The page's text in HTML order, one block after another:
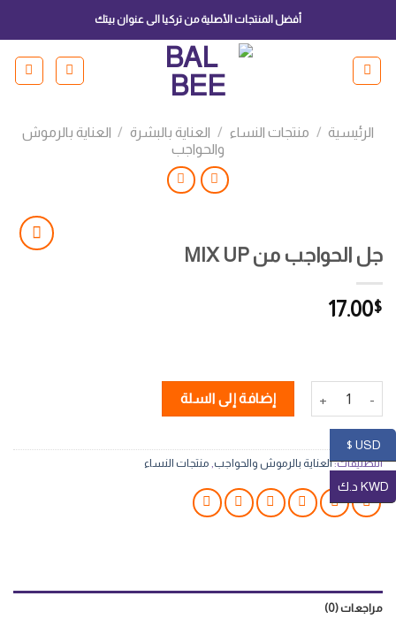
content
أفضل المنتجات الأصلية من تركيا الى عنوان بيتك
الرئيسية / منتجات النساء / العناية بالبشرة / العناية بالرموش
والحواجب
جل الحواجب من MIX UP
17.00$
كمية جل الحواجب من MIX UP
إضافة إلى السلة
التصنيفات:العناية بالرموش والحواجب منتجات النساء
مراجعات (0)
USD $
KWD د.ك